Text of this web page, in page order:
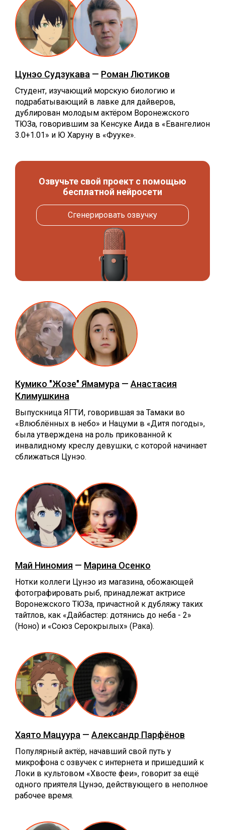
Цунэо Судзукава — Роман Лютиков
Студент, изучающий морскую биологию и
подрабатывающий в лавке для дайверов,
дублирован молодым актёром Воронежского
ТЮЗа, говорившим за Кенсуке Аида в «Евангелион
3.0+1.01» и Ю Харуну в «Фууке».
Озвучьте свой проект с помощью
бесплатной нейросети
Сгенерировать озвучку
Кумико "Жозе" Ямамура — Анастасия
Климушкина
Выпускница ЯГТИ, говорившая за Тамаки во
«Влюблённых в небо» и Нацуми в «Дитя погоды»,
была утверждена на роль прикованной к
инвалидному креслу девушки, с которой начинает
сближаться Цунэо.
Май Ниномия — Марина Осенко
Нотки коллеги Цунэо из магазина, обожающей
фотографировать рыб, принадлежат актрисе
Воронежского ТЮЗа, причастной к дубляжу таких
тайтлов, как «Дайбастер: дотянись до неба - 2»
(Ноно) и «Союз Серокрылых» (Рака).
Хаято Мацуура — Александр Парфёнов
Популярный актёр, начавший свой путь у
микрофона с озвучек с интернета и пришедший к
Локи в культовом «Хвосте феи», говорит за ещё
одного приятеля Цунэо, действующего в неполное
рабочее время.